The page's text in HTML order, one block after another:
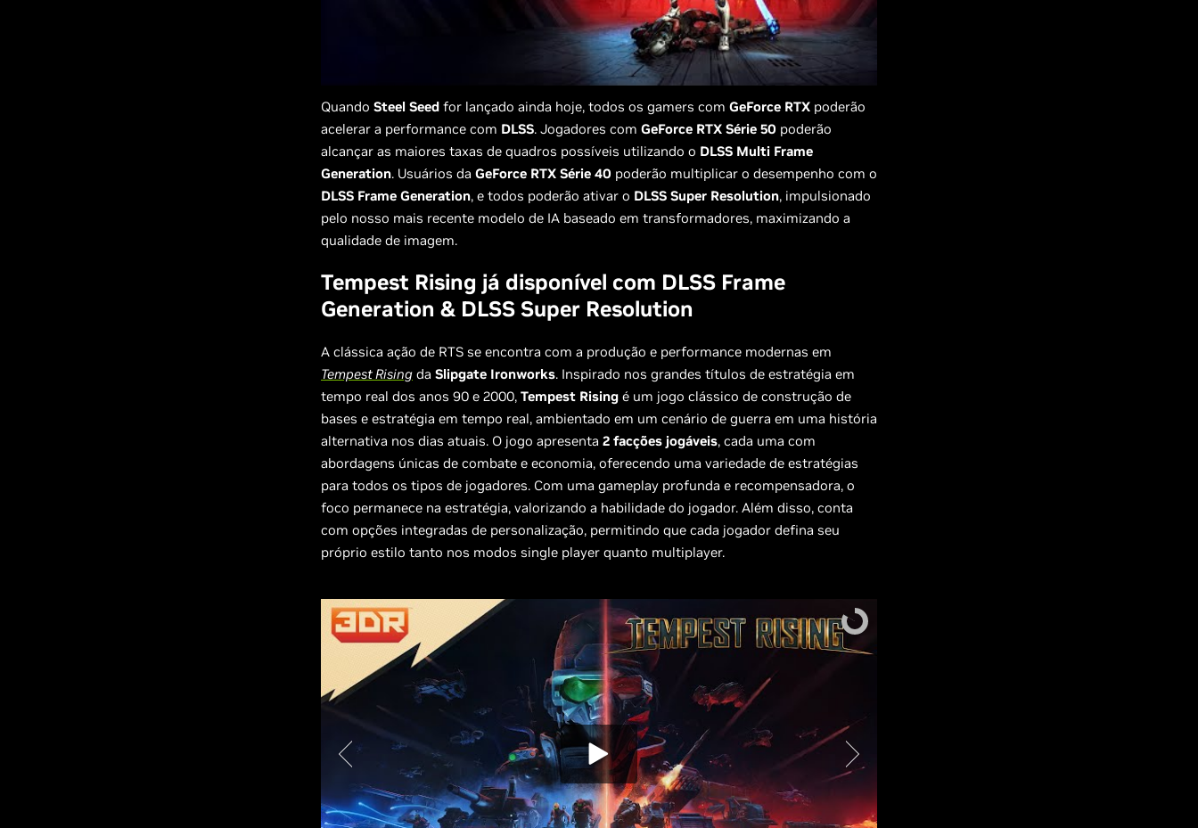
Quando Steel Seed for lançado ainda hoje, todos os gamers com GeForce RTX poderão
acelerar a performance com DLSS. Jogadores com GeForce RTX Série 50 poderão
alcançar as maiores taxas de quadros possíveis utilizando o DLSS Multi Frame
Generation. Usuários da GeForce RTX Série 40 poderão multiplicar o desempenho com o
DLSS Frame Generation, e todos poderão ativar o DLSS Super Resolution, impulsionado
pelo nosso mais recente modelo de IA baseado em transformadores, maximizando a
qualidade de imagem.
Tempest Rising já disponível com DLSS Frame
Generation & DLSS Super Resolution
A clássica ação de RTS se encontra com a produção e performance modernas em
Tempest Rising da Slipgate Ironworks. Inspirado nos grandes títulos de estratégia em
tempo real dos anos 90 e 2000, Tempest Rising é um jogo clássico de construção de
bases e estratégia em tempo real, ambientado em um cenário de guerra em uma história
alternativa nos dias atuais. O jogo apresenta 2 facções jogáveis, cada uma com
abordagens únicas de combate e economia, oferecendo uma variedade de estratégias
para todos os tipos de jogadores. Com uma gameplay profunda e recompensadora, o
foco permanece na estratégia, valorizando a habilidade do jogador. Além disso, conta
com opções integradas de personalização, permitindo que cada jogador defina seu
próprio estilo tanto nos modos single player quanto multiplayer.